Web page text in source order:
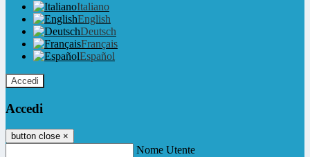
Italiano
English
Deutsch
Français
Español
Accedi
Accedi
button close ×
Nome Utente